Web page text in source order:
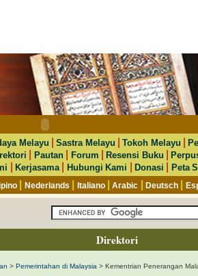
Melayu |Sastra Melayu |Tokoh Melayu |
Pautan| Forum |Resensi Buku |
|Kerjasama Hubungi Kami Donasi Peta
Nederlands Italiano|Arabic Deutsch|
Direktori
> Pemerintahan di Malaysia > Kementrian Penerangan